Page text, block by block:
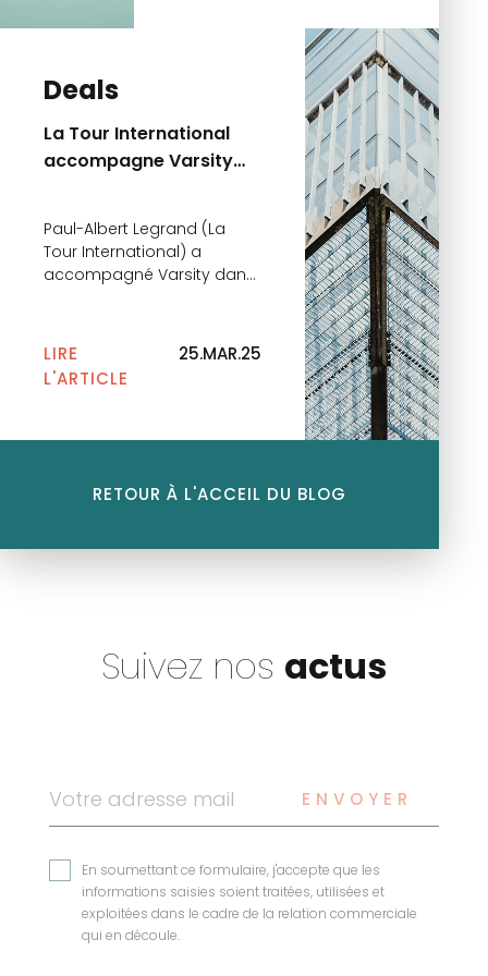
parisien en alternance
spécialisé dans les métiers
de la logistique et du
Deals
La Tour International
accompagne Varsity
Paul-Albert Legrand (La
Tour International) a
accompagné Varsity dans
d’un montant de 18 millions
d’euros, a été menée par
Partech et accueille
Business Angel ainsi que
historique. Rockfi est une
jeune fintech dédiée à la
LIRE
L'ARTICLE
25.MAR.25
RETOUR À L'ACCEIL DU BLOG
Suivez nos actus
En soumettant ce formulaire, j'accepte que les
informations saisies soient traitées, utilisées et
exploitées dans le cadre de la relation commerciale
qui en découle.
ENVOYER